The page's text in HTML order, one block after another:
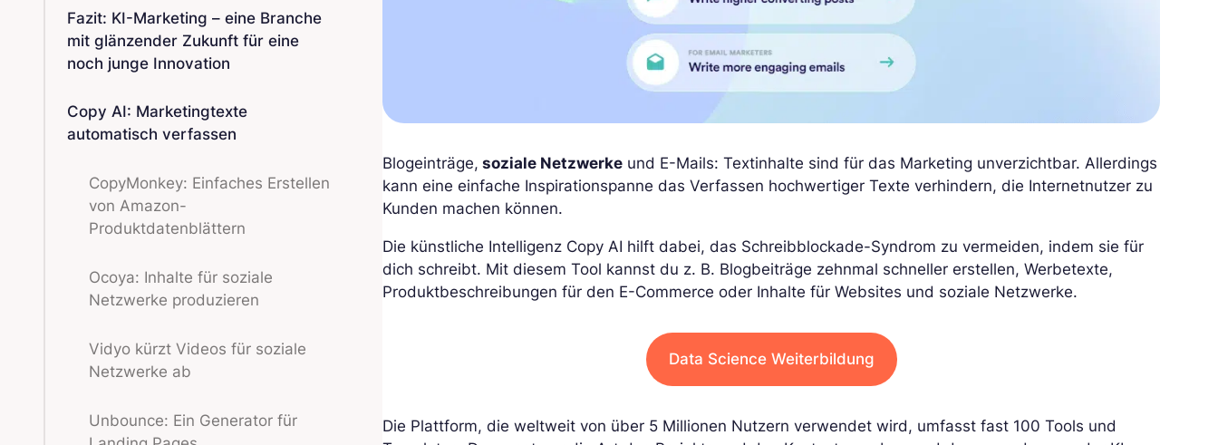
Fazit: KI-Marketing – eine Branche
mit glänzender Zukunft für eine
noch junge Innovation
Copy AI: Marketingtexte
automatisch verfassen
CopyMonkey: Einfaches Erstellen
von Amazon-
Produktdatenblättern
Ocoya: Inhalte für soziale
Netzwerke produzieren
Vidyo kürzt Videos für soziale
Netzwerke ab
Unbounce: Ein Generator für
Blogeinträge, soziale Netzwerke und E-Mails: Textinhalte sind für das Marketing unverzichtbar. Allerdings
kann eine einfache Inspirationspanne das Verfassen hochwertiger Texte verhindern, die Internetnutzer zu
Kunden machen können.
Die künstliche Intelligenz Copy AI hilft dabei, das Schreibblockade-Syndrom zu vermeiden, indem sie für
dich schreibt. Mit diesem Tool kannst du z. B. Blogbeiträge zehnmal schneller erstellen, Werbetexte,
Produktbeschreibungen für den E-Commerce oder Inhalte für Websites und soziale Netzwerke.
Data Science Weiterbildung
Die Plattform, die weltweit von über 5 Millionen Nutzern verwendet wird, umfasst fast 100 Tools und